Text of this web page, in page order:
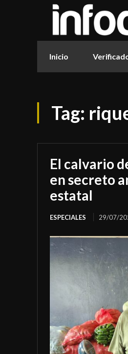
Inicio
Tag:
El calvario
en secreto
estatal
ESPECIALES 29/07/